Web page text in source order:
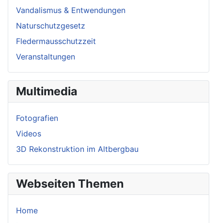
Vandalismus & Entwendungen
Naturschutzgesetz
Fledermausschutzzeit
Veranstaltungen
Multimedia
Fotografien
Videos
3D Rekonstruktion im Altbergbau
Webseiten Themen
Home